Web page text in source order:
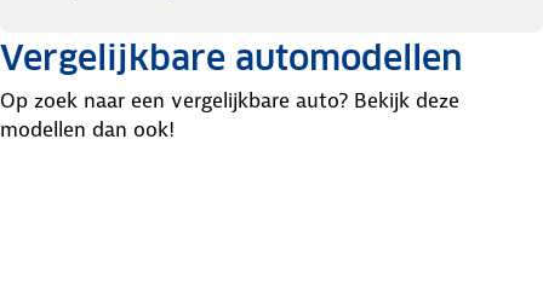
Vergelijkbare automodellen
Op zoek naar een vergelijkbare auto? Bekijk deze
modellen dan ook!